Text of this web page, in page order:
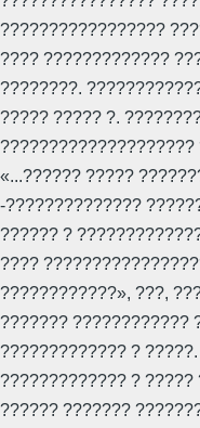
?????????????????
???? ?????????????
????????.
????? ????? ?.
«...?????? ?????
-??????????????
?????? ?
????
????????????», ???,
??????? ????????????
????????????? ?
????????????? ?
?????? ???????